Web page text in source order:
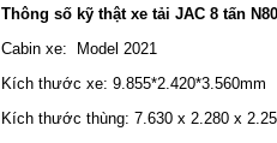
Thông số kỹ thật xe tải JAC 8 tấn
Cabin xe: Model 2021
Kích thước xe: 9.855*2.420*3.560mm
Kích thước thùng: 7.630 x 2.280 x